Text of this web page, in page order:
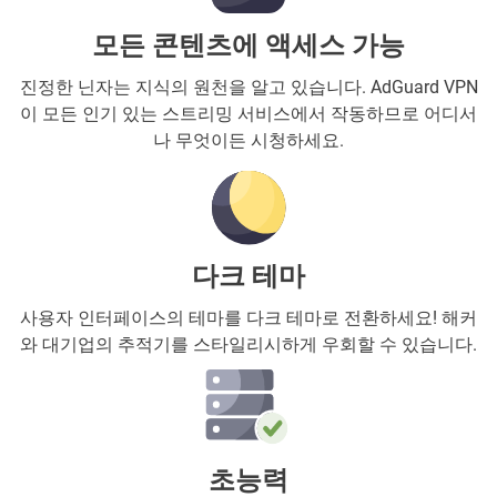
모든 콘텐츠에 액세스 가능
진정한 닌자는 지식의 원천을 알고 있습니다. AdGuard VPN
이 모든 인기 있는 스트리밍 서비스에서 작동하므로 어디서
나 무엇이든 시청하세요.
다크 테마
사용자 인터페이스의 테마를 다크 테마로 전환하세요! 해커
와 대기업의 추적기를 스타일리시하게 우회할 수 있습니다.
초능력